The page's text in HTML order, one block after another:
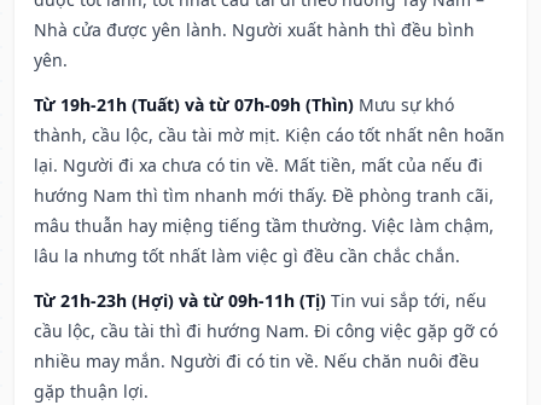
Nhà cửa được yên lành. Người xuất hành thì đều bình
yên.
Từ 19h-21h (Tuất) và từ 07h-09h (Thìn) Mưu sự khó
thành, cầu lộc, cầu tài mờ mịt. Kiện cáo tốt nhất nên hoãn
lại. Người đi xa chưa có tin về. Mất tiền, mất của nếu đi
hướng Nam thì tìm nhanh mới thấy. Đề phòng tranh cãi,
mâu thuẫn hay miệng tiếng tầm thường. Việc làm chậm,
lâu la nhưng tốt nhất làm việc gì đều cần chắc chắn.
Từ 21h-23h (Hợi) và từ 09h-11h (Tị) Tin vui sắp tới, nếu
cầu lộc, cầu tài thì đi hướng Nam. Đi công việc gặp gỡ có
nhiều may mắn. Người đi có tin về. Nếu chăn nuôi đều
gặp thuận lợi.